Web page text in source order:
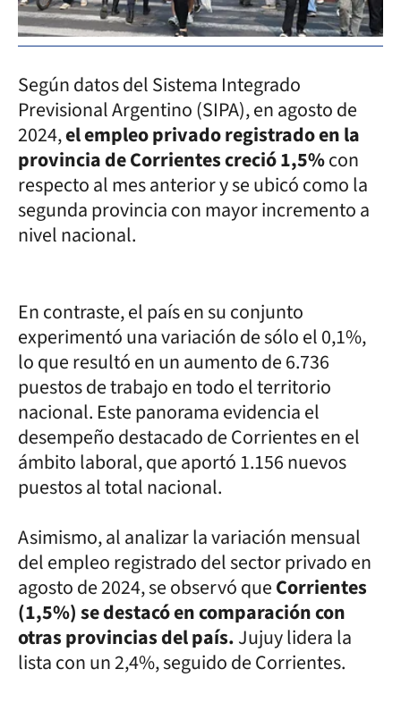
Según datos del Sistema Integrado
Previsional Argentino (SIPA), en agosto de
2024,el empleo privado registrado en la
provincia de Corrientes creció 1,5%con
respecto al mes anterior y se ubicó como la
segunda provincia con mayor incremento a
nivel nacional.
En contraste, el país en su conjunto
experimentó una variación de sólo el 0,1%,
lo que resultó en un aumento de 6.736
puestos de trabajo en todo el territorio
nacional. Este panorama evidencia el
desempeño destacado de Corrientes en el
ámbito laboral, que aportó 1.156 nuevos
puestos al total nacional.
Asimismo, al analizar la variación mensual
del empleo registrado del sector privado en
agosto de 2024, se observó queCorrientes
(1,5%) se destacó en comparación con
otras provincias del país.Jujuy lidera la
lista con un 2,4%, seguido de Corrientes.